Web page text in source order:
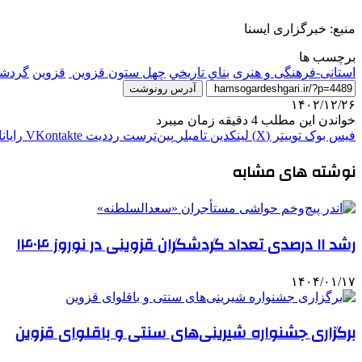
منبع: خبرگزاری ایسنا
برچسب ها
استانی-فرهنگی و هنری بناي تاريخي چهل ستون قزوین قزوين
آدرس رونوشت
۱۴۰۲/۱۲/۲۶
خواندن این مطلب 4 دقیقه زمان میبرد
فیس بوک توییتر (X) لینکدین ‫تامبلر ‫پین‌ترست ‫رددیت ‫VKontakte
نوشته های مشابه
رشد ۱۱ درصدی تعداد گردشگران قزوینی در نوروز ۱۴۰۴
۱۴۰۴/۰۱/۱۷
برگزاری جشنواره شیرینی‌های سنتی و باقلوای قزوین